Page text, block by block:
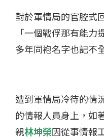
對於軍情局的官腔式
「一個戰俘那有能
多年同袍名字也記不
遭到軍情局冷待的情
的情報人員身上，如
親林坤榮因從事情報